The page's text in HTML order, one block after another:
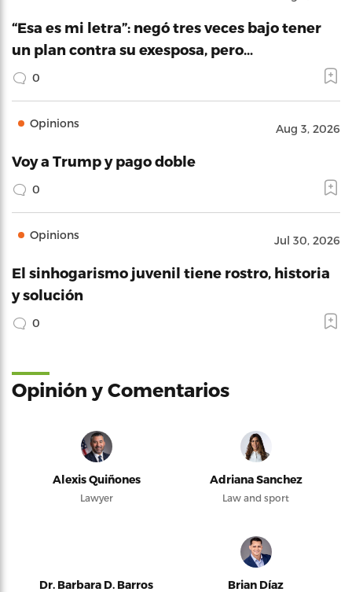
“Esa es mi letra”: negó tres veces bajo tener
un plan contra su exesposa, pero…
0
Opinions Aug 3, 2026
Voy a Trump y pago doble
0
Opinions Jul 30, 2026
El sinhogarismo juvenil tiene rostro, historia
y solución
0
Opinión y Comentarios
Alexis Quiñones
Lawyer
Adriana Sanchez
Law and sport
Dr. Barbara D. Barros Brian Díaz